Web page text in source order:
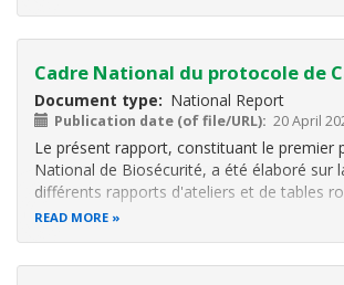
Cadre National du protocole de
Document type National Report
Publication date (of file/URL) 20 April
Le présent rapport, constituant le premier
National de Biosécurité, a été élaboré sur
différents rapports d'ateliers et de tables
analysé, enrichi puis adopté par l'équipe de
READ MORE